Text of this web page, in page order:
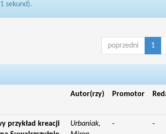
sekund).
poprzedni 1
Autor(rzy) Promotor
przykład kreacji
Urbaniak,
- -